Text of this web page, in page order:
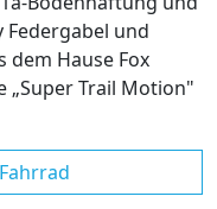
Federgabel und
dem Hause Fox
„Super Trail Motion"